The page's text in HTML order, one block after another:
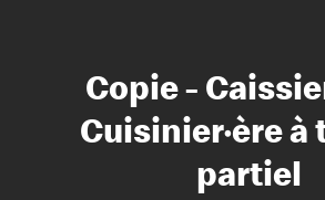
Copie -
Cuisinier·ère à
partiel